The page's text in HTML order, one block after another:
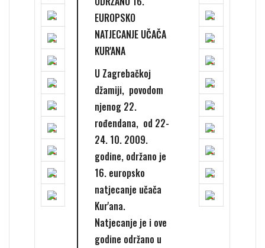
EUROPSKO
NATJECANJE UČAČA
KUR'ANA
U Zagrebačkoj
džamiji, povodom
njenog 22.
rođendana, od 22-
24. 10. 2009.
godine, održano je
16. europsko
natjecanje učača
Kur'ana.
Natjecanje je i ove
godine održano u